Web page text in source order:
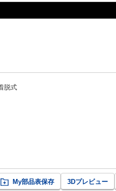
脱式
My部品表保存 3Dプレビュー